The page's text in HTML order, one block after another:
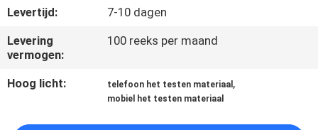
NIEUWS
VERZOEK
OM EEN
Levertijd:
7-10 dagen
Levering
vermogen:
100 reeks per maand
Hoog licht: telefoon het testen materiaal ,
mobiel het testen materiaal